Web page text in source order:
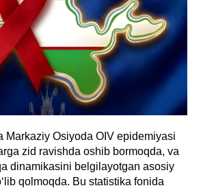
Markaziy Osiyoda OIV epidemiyasi
zid ravishda oshib bormoqda, va
dinamikasini belgilayotgan asosiy
qolmoqda. Bu statistika fonida